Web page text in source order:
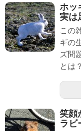
ホッ
実は
この
ギの
ズ問
とは
笑顔
ラビ